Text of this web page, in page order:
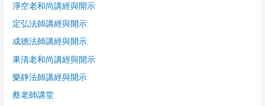
淨空老和尚講經與開示
定弘法師講經與開示
成德法師講經與開示
果清老和尚講經與開示
樂靜法師講經與開示
蔡老師講堂